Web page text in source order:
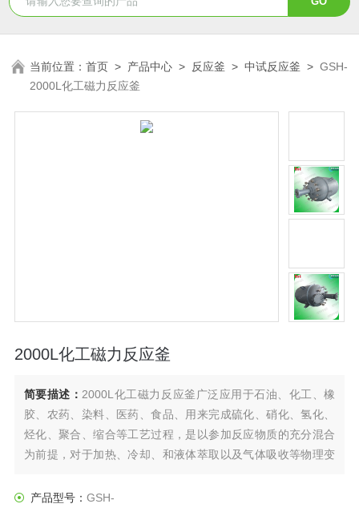
当前位置：首页 > 产品中心 > 反应釜 >中试反应釜 >GSH-
2000L化工磁力反应釜
2000L化工磁力反应釜
简要描述： 2000L化工磁力反应釜广泛应用于石油、化工、橡
胶、农药、染料、医药、食品、用来完成硫化、硝化、氢化、
烃化、聚合、缩合等工艺过程，是以参加反应物质的充分混合
为前提，对于加热、冷却、和液体萃取以及气体吸收等物理变
药等行业理想的所需设备。
产品型号： GSH-